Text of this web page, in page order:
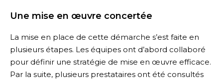
Une mise en œuvre concertée
La mise en place de cette démarche s’est faite en
plusieurs étapes. Les équipes ont d’abord collaboré
pour définir une stratégie de mise en œuvre efficace.
Par la suite, plusieurs prestataires ont été consultés